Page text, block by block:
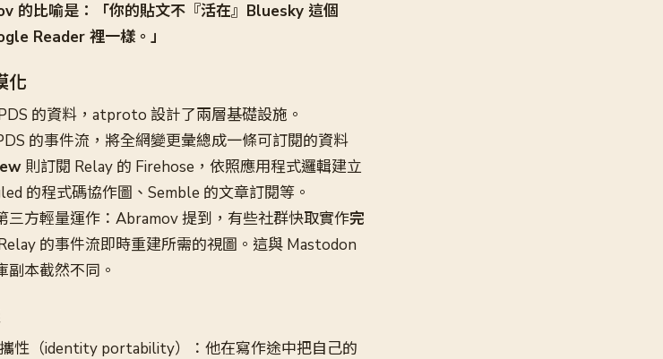
的比喻是：「你的貼文不『活在』Bluesky 這個
Reader 裡一樣。」
化
的資料，atproto 設計了兩層基礎設施。
的事件流，將全網變更彙總成一條可訂閱的資料
則訂閱 Relay 的 Firehose，依照應用程式邏輯建立
的程式碼協作圖、Semble 的文章訂閱等。
方輕量運作：Abramov 提到，有些社群快取實作完
的事件流即時重建所需的視圖。這與 Mastodon
本截然不同。
性（identity portability）：他在寫作途中把自己的